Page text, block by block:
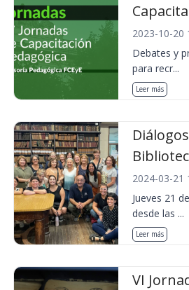
2023-10-20
Debates y
para recr...
Leer más
2024-03-21
Jueves 21
desde las ...
Leer más
VI